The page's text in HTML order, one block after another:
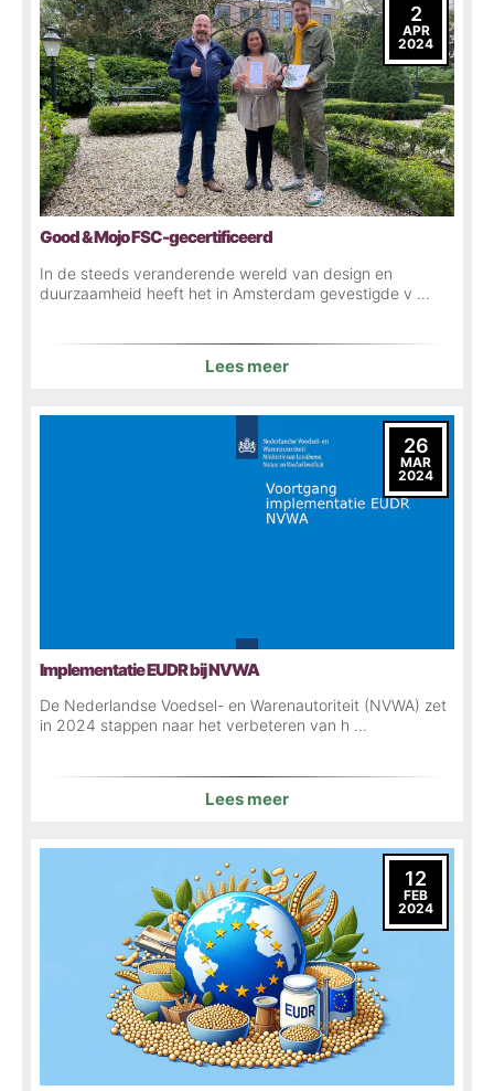
2
APR
2024
Good & Mojo FSC-gecertificeerd
In de steeds veranderende wereld van design en
duurzaamheid heeft het in Amsterdam gevestigde v ...
Lees meer
26
MAR
2024
Implementatie EUDR bij NVWA
De Nederlandse Voedsel- en Warenautoriteit (NVWA) zet
in 2024 stappen naar het verbeteren van h ...
Lees meer
12
FEB
2024